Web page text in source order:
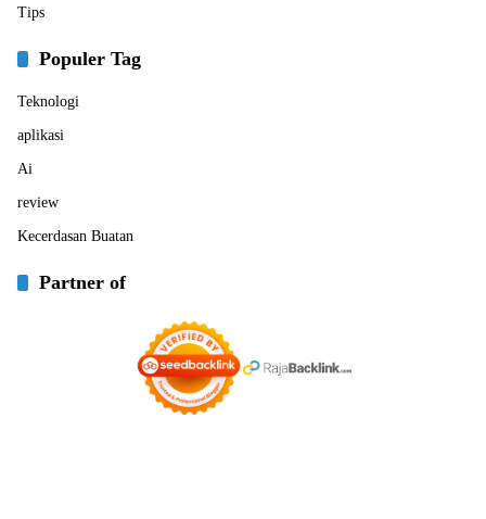
Tips
Populer Tag
Teknologi
aplikasi
Ai
review
Kecerdasan Buatan
Partner of